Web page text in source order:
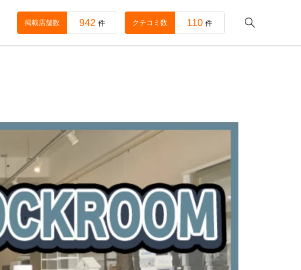

掲載店舗数 942 件 クチコミ数 110 件